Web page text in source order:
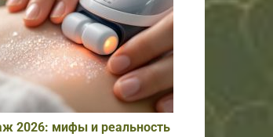
2026: мифы и реальность